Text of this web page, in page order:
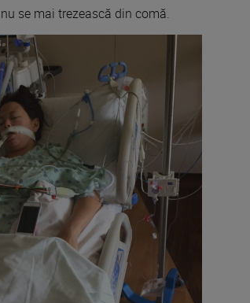
se mai trezească din comă.